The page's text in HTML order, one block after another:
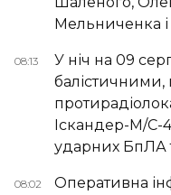
Мельниченка
08:13
У ніч на 09
Іскандер-М/С-
ударних БпЛА
08:02
Оперативна